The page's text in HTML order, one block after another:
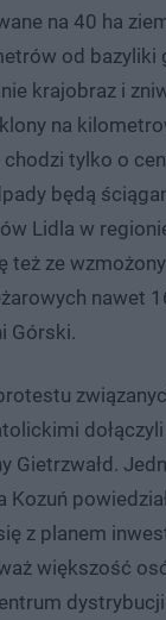
na 40 ha
od bazyliki
krajobraz i
na
chodzi tylko o
będą
Lidla w
też ze
nawet
Górski.
Gietrzwałd.
Kozuń
z planem
większość